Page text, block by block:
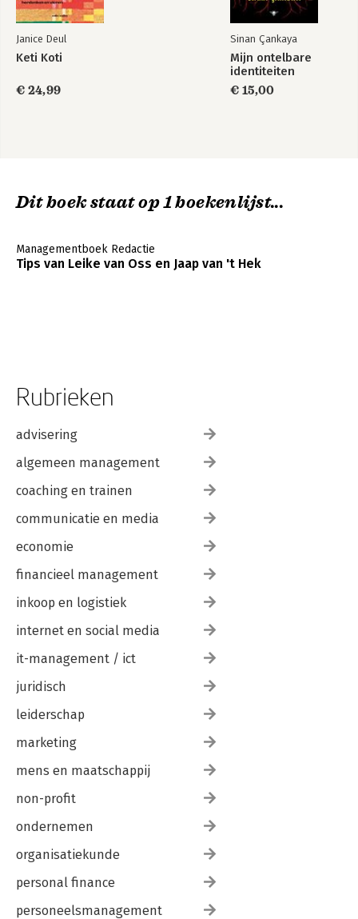
Janice Deul
Keti Koti
€ 24,99
Sinan Çankaya
Mijn ontelbare
identiteiten
€ 15,00
Dit boek staat op 1 boekenlijst...
Managementboek Redactie
Tips van Leike van Oss en Jaap van 't Hek
Rubrieken
advisering
algemeen management
coaching en trainen
communicatie en media
economie
financieel management
inkoop en logistiek
internet en social media
it-management / ict
juridisch
leiderschap
marketing
mens en maatschappij
non-profit
ondernemen
organisatiekunde
personal finance
personeelsmanagement